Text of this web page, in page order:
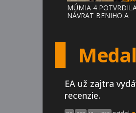
MÚMIA 4
NÁVRAT BENIHO A
EA už zajtra
recenzie.